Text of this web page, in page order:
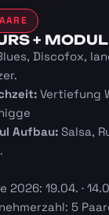
+ MODUL
Discofox,
Vertiefung
Aufbau:Salsa,
19.04. ·
5